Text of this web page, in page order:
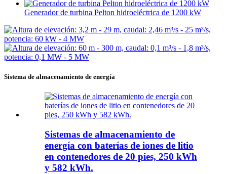
Generador de turbina Pelton hidroeléctrica de 1200 kW
Sistema de almacenamiento de energía
Sistemas de almacenamiento de
energía con baterías de iones de litio
en contenedores de 20 pies, 250 kWh
y 582 kWh.